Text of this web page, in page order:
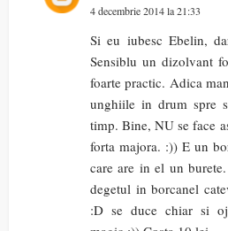
4 decembrie 2014 la 21:33
Si eu iubesc Ebelin,
Sensiblu un dizolvant
foarte practic. Adica
unghiile in drum spre
timp. Bine, NU se face
forta majora. :)) E un
care are in el un
degetul in borcanel
:D se duce chiar si